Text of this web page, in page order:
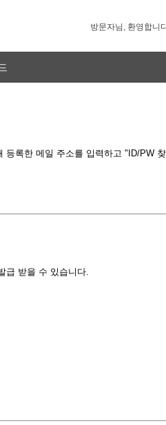
방문자님, 환영합니
록한 메일 주소를 입력하고 "ID/PW
급 받을 수 있습니다.